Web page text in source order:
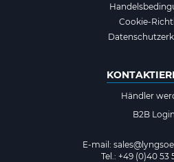
Cookie-
Händler
B2B Login
E-mail:
Tel.: +49 (0)40 53